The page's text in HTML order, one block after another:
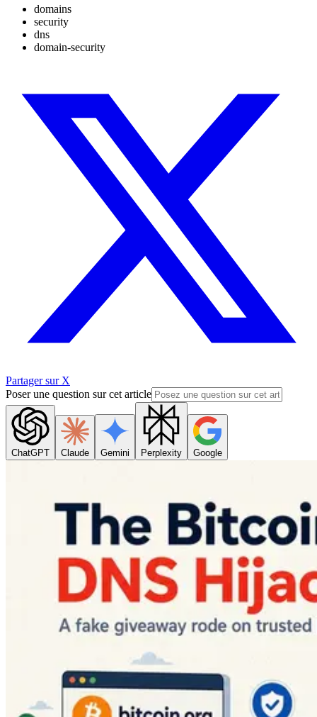
domains
security
dns
domain-security
Partager sur X
Poser une question sur cet article
ChatGPT Claude Gemini Perplexity Google